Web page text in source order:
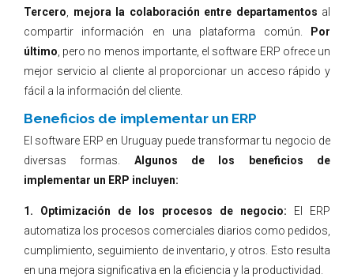
Tercero
mejora la colaboración entre departamentos al
compartir información en una plataforma común.
Por
último , pero no menos importante, el software ERP ofrece un
mejor servicio al cliente al proporcionar un acceso rápido y
fácil a la información del cliente.
Beneficios de implementar un ERP
El software ERP en Uruguay puede transformar tu negocio de
diversas formas. Algunos de los beneficios de
implementar un ERP incluyen:
1. Optimización de los procesos de negocio: El ERP
automatiza los procesos comerciales diarios como pedidos,
cumplimiento, seguimiento de inventario, y otros. Esto resulta
en una mejora significativa en la eficiencia y la productividad.